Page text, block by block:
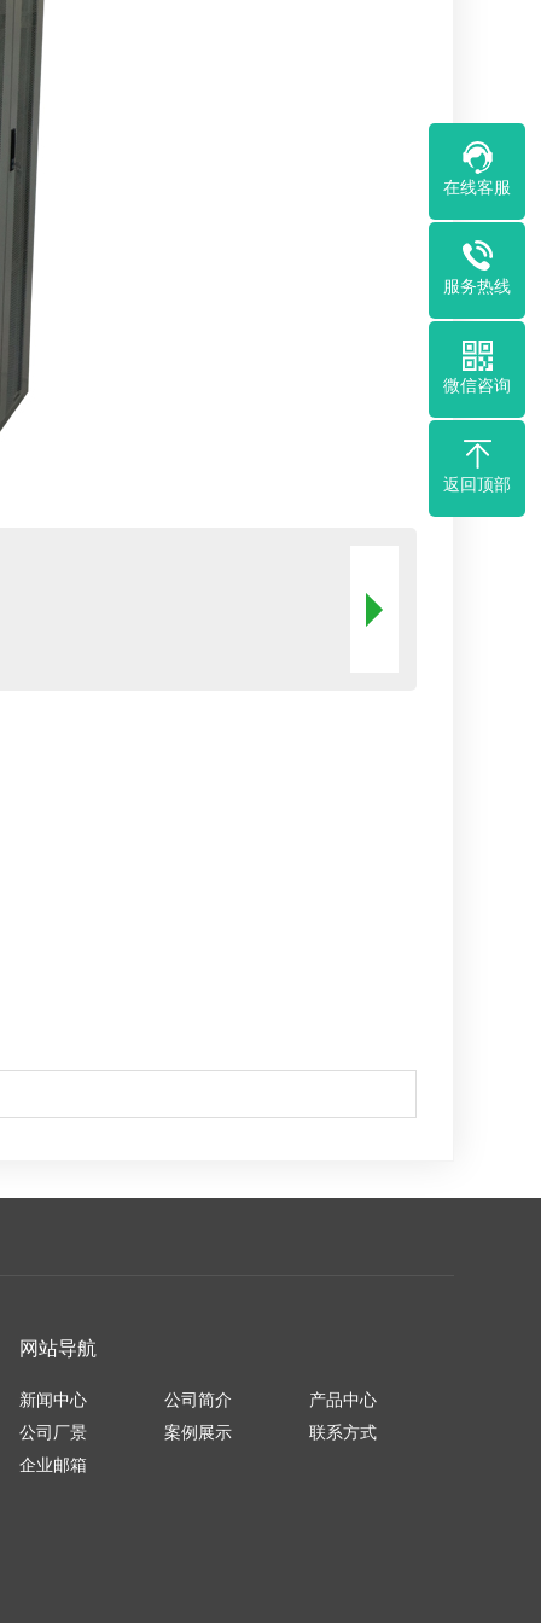
网站导航
新闻中心 公司简介
产品中心
公司厂景
案例展示
联系方式
企业邮箱
在线客服
服务热线
微信咨询
返回顶部